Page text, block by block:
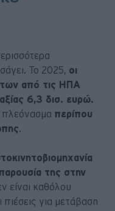
Το 2025, οι
από τις ΗΠΑ
6,3 δισ. ευρώ.
πλεόνασμα περίπου
.
της στην
είναι καθόλου
για μετάβαση